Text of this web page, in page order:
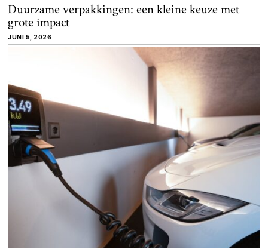
Duurzame verpakkingen: een kleine keuze met
grote impact
JUNI 5, 2026